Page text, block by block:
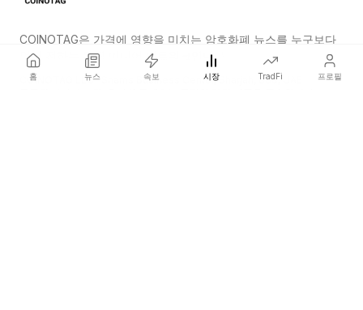
홈 뉴스 속보 시장 TradFi 프로필
COINOTAG은 가격에 영향을 미치는 암호화폐 뉴스를 누구보다
먼저 전하는 독립 미디어 네트워크입니다.
COINOTAG LLC · Shams Business Center, Sharjah, 839, UAE